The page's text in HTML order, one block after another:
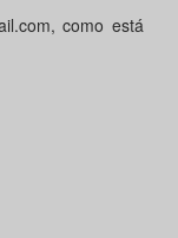
como está